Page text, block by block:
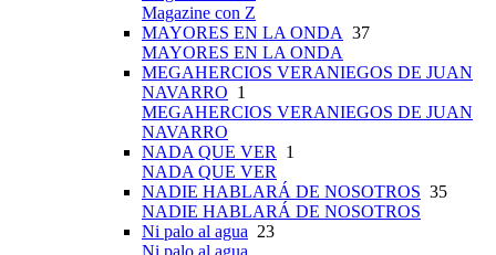
Magazine con Z
MAYORES EN LA ONDA 37
MAYORES EN LA ONDA
MEGAHERCIOS VERANIEGOS DE JUAN
NAVARRO 1
MEGAHERCIOS VERANIEGOS DE JUAN
NAVARRO
NADA QUE VER
1
NADA QUE VER
NADIE HABLARÁ DE NOSOTROS 35
NADIE HABLARÁ DE NOSOTROS
Ni palo al agua 23